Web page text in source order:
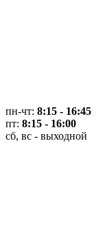
пн-чт: 8:15 - 16:45
пт: 8:15 - 16:00
сб, вс - выходной